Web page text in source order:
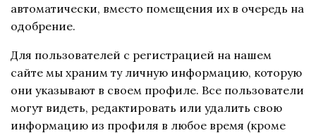
автоматически, вместо помещения их в очередь на
одобрение.
Для пользователей с регистрацией на нашем
сайте мы храним ту личную информацию, которую
они указывают в своем профиле. Все пользователи
могут видеть, редактировать или удалить свою
информацию из профиля в любое время (кроме